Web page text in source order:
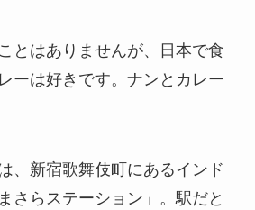
とはありませんが、日本で食
ーは好きです。ナンとカレー
、新宿歌舞伎町にあるインド
さらステーション」。駅だと